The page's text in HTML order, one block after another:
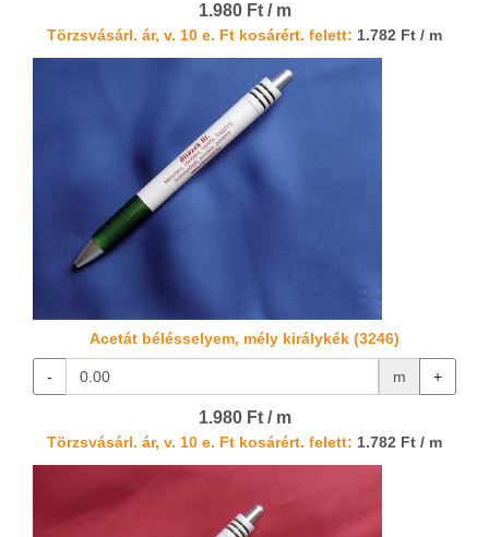
1.980 Ft / m
Törzsvásárl. ár, v. 10 e. Ft kosárért. felett: 1.782 Ft / m
Acetát bélésselyem, mély királykék (3246)
- m +
1.980 Ft / m
Törzsvásárl. ár, v. 10 e. Ft kosárért. felett: 1.782 Ft / m